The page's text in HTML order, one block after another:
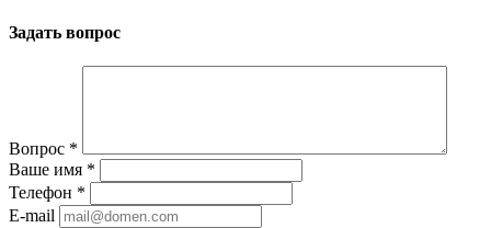
Задать вопрос
Вопрос *
Ваше имя *
Телефон *
E-mail